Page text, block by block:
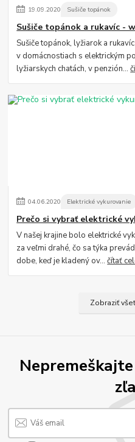
19.09.2020 Sušiče topánok
Sušiče topánok a rukavíc -
Sušiče topánok, lyžiarok a
v domácnostiach s elektrickým
lyžiarskych chatách, v penzión...
04.06.2020 Elektrické vykurovanie
Prečo si vybrať elektrické
V našej krajine bolo elektrické
za veľmi drahé, čo sa týka
dobe, keď je kladený ov...čítať
Zobraziť